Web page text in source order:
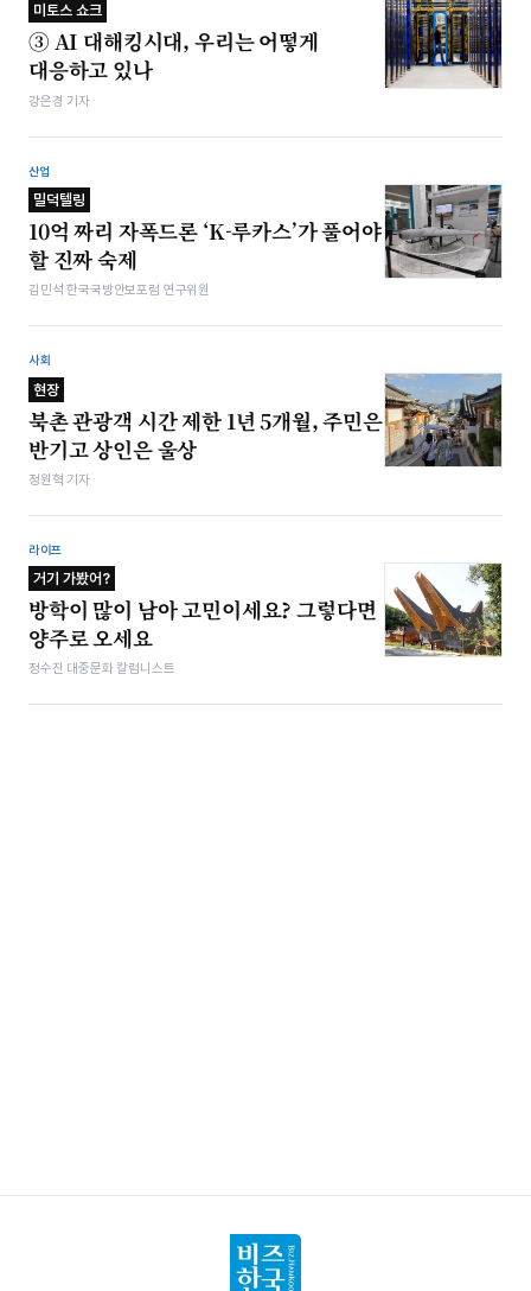
미토스 쇼크
③ AI 대해킹시대, 우리는 어떻게
대응하고 있나
강은경 기자
산업
밀덕텔링
10억 짜리 자폭드론 ‘K-루카스’가 풀어야
할 진짜 숙제
김민석 한국국방안보포럼 연구위원
사회
현장
북촌 관광객 시간 제한 1년 5개월, 주민은
반기고 상인은 울상
정원혁 기자
라이프
거기 가봤어?
방학이 많이 남아 고민이세요? 그렇다면
양주로 오세요
정수진 대중문화 칼럼니스트